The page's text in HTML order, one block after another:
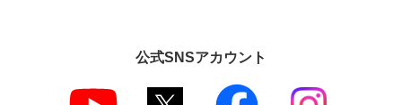
公式SNSアカウント